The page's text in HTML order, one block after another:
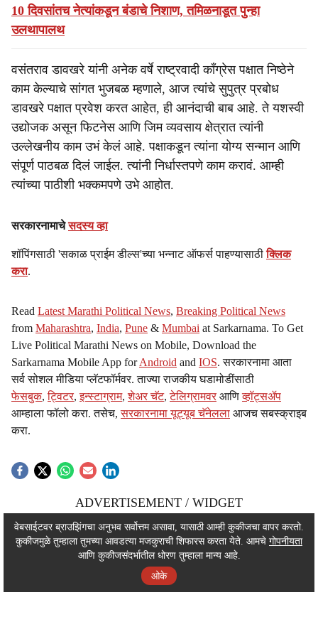
10 दिवसांतच नेत्यांकडून बंडाचे निशाण, तमिळनाडूत पुन्हा
उलथापालथ
वसंतराव डावखरे यांनी अनेक वर्षे राष्ट्रवादी काँग्रेस पक्षात निष्ठेने
काम केल्याचे सांगत भुजबळ म्हणाले, आज त्यांचे सुपुत्र प्रबोध
डावखरे पक्षात प्रवेश करत आहेत, ही आनंदाची बाब आहे. ते यशस्वी
उद्योजक असून फिटनेस आणि जिम व्यवसाय क्षेत्रात त्यांनी
उल्लेखनीय काम उभं केलं आहे. पक्षाकडून त्यांना योग्य सन्मान आणि
संपूर्ण पाठबळ दिलं जाईल. त्यांनी निर्धास्तपणे काम करावं. आम्ही
त्यांच्या पाठीशी भक्कमपणे उभे आहोत.
सरकारनामाचेसदस्य व्हा
शॉपिंगसाठी 'सकाळ प्राईम डील्स'च्या भन्नाट ऑफर्स पाहण्यासाठीक्लिक
करा.
Read Latest Marathi Political News, Breaking Political News
from Maharashtra, India, Pune & Mumbai at Sarkarnama. To Get
Live Political Marathi News on Mobile, Download the
Sarkarnama Mobile App forAndroid and IOS. सरकारनामा आता
सर्व सोशल मीडिया प्लॅटफॉर्मवर. ताज्या राजकीय घडामोडींसाठी
फेसबुक,ट्विटर,इन्स्टाग्राम,शेअर चॅट,टेलिग्रामवर आणिव्हॉट्सॲप
आम्हाला फॉलो करा. तसेच,सरकारनामा यूट्यूब चॅनेलला आजच सबस्क्राइब
करा.
ADVERTISEMENT / WIDGET
ADVERTISEMENT / WIDGET
ADVERTISEMENT / WIDGET
वेबसाईटवर ब्राउझिंगचा अनुभव सर्वोत्तम असावा, यासाठी आम्ही कुकीजचा वापर करतो.
कुकीजमुळे तुम्हाला तुमच्या आवडत्या मजकुराची शिफारस करता येते. आमचे गोपनीयता
आणि कुकीजसंदर्भातील धोरण तुम्हाला मान्य आहे.
ओके